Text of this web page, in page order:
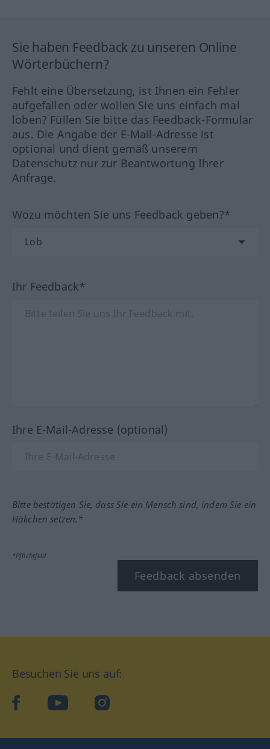
Sie haben Feedback zu unseren Online
Wörterbüchern?
Fehlt eine Übersetzung, ist Ihnen ein Fehler
aufgefallen oder wollen Sie uns einfach mal
loben? Füllen Sie bitte das Feedback-Formular
aus. Die Angabe der E-Mail-Adresse ist
optional und dient gemäß unserem
Datenschutz nur zur Beantwortung Ihrer
Anfrage.
Wozu möchten Sie uns Feedback geben?*
Ihr Feedback*
Ihre E-Mail-Adresse (optional)
Bitte bestätigen Sie, dass Sie ein Mensch sind, indem Sie ein
Häkchen setzen.*
*Pflichtfeld
Feedback absenden
Besuchen Sie uns auf:
facebookYouTube Instagram